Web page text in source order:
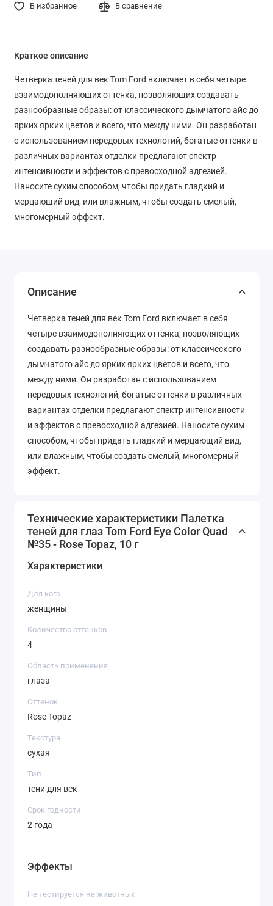
В избранное В сравнение
Краткое описание
Четверка теней для век Tom Ford включает в себя четыре
взаимодополняющих оттенка, позволяющих создавать
разнообразные образы: от классического дымчатого айс до
ярких ярких цветов и всего, что между ними. Он разработан
с использованием передовых технологий, богатые оттенки в
различных вариантах отделки предлагают спектр
интенсивности и эффектов с превосходной адгезией.
Наносите сухим способом, чтобы придать гладкий и
мерцающий вид, или влажным, чтобы создать смелый,
многомерный эффект.
Описание
Четверка теней для век Tom Ford включает в себя
четыре взаимодополняющих оттенка, позволяющих
создавать разнообразные образы: от классического
дымчатого айс до ярких ярких цветов и всего, что
между ними. Он разработан с использованием
передовых технологий, богатые оттенки в различных
вариантах отделки предлагают спектр интенсивности
и эффектов с превосходной адгезией. Наносите сухим
способом, чтобы придать гладкий и мерцающий вид,
или влажным, чтобы создать смелый, многомерный
эффект.
Технические характеристики Палетка
теней для глаз Tom Ford Eye Color Quad
№35 - Rose Topaz, 10 г
Характеристики
Для кого
женщины
Количество оттенков
4
Область применения
глаза
Оттенок
Rose Topaz
Текстура
сухая
Тип
тени для век
Срок годности
2 года
Эффекты
Не тестируется на животных